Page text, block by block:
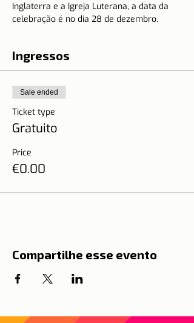
Inglaterra e a Igreja Luterana, a data da
celebração é no dia 28 de dezembro.
Ingressos
Sale ended
Ticket type
Gratuito
Price
€0.00
Compartilhe esse evento